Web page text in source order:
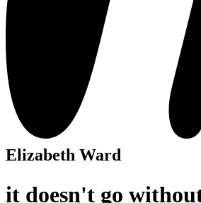
Elizabeth Ward
it doesn't go